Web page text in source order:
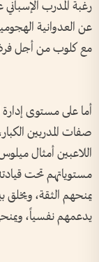
رغبة المدرب
عن العدوانية
مع كلوب من أجل
أما على مستوى إدارة
صفات المدربين
اللاعبين أمثال
مستوياتهم تحت
يمنحهم الثقة،
يدعمهم نفسياً،